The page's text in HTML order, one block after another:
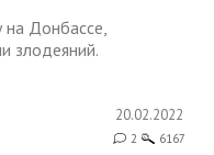
на Донбассе,
злодеяний.
20.02.2022
2 6167